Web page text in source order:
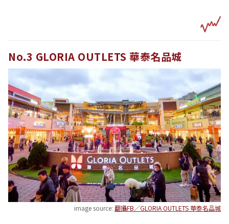
No.3 GLORIA OUTLETS 華泰名品城
image source: 翻攝FB／GLORIA OUTLETS 華泰名品城